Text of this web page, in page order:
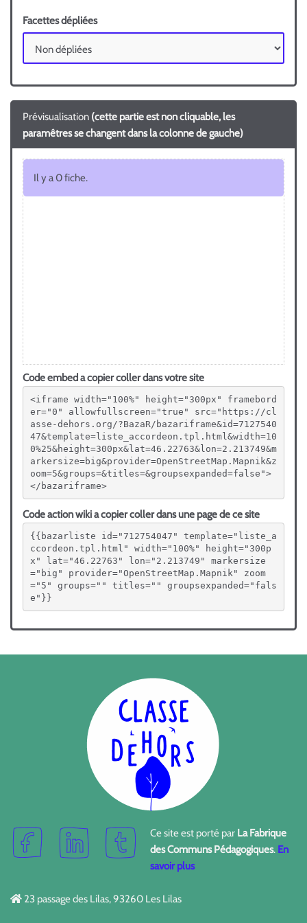
Facettes dépliées
Prévisualisation (cette partie est non cliquable, les
paramêtres se changent dans la colonne de gauche)
Code embed a copier coller dans votre site
<iframe width="100%" height="300px" framebord
er="0" allowfullscreen="true" src="https://cl
asse-dehors.org/?BazaR/bazariframe&id=7127540
47&template=liste_accordeon.tpl.html&width=10
0%25&height=300px&lat=46.22763&lon=2.213749&m
arkersize=big&provider=OpenStreetMap.Mapnik&z
oom=5&groups=&titles=&groupsexpanded=false">
</bazariframe>
Code action wiki a copier coller dans une page de ce site
{{bazarliste id="712754047" template="liste_a
ccordeon.tpl.html" width="100%" height="300p
x" lat="46.22763" lon="2.213749" markersize
="big" provider="OpenStreetMap.Mapnik" zoom
="5" groups="" titles="" groupsexpanded="fals
e"}}
Ce site est porté par La Fabrique
des Communs Pédagogiques. En
savoir plus
23 passage des Lilas, 93260 Les Lilas